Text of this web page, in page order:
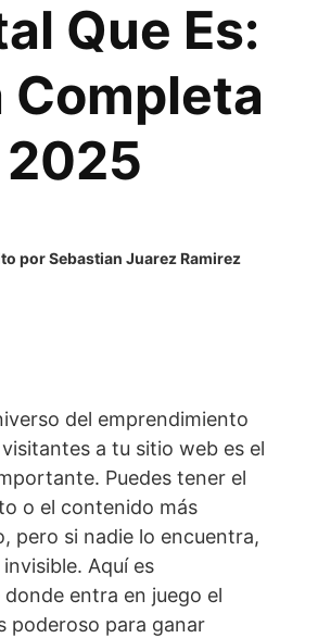
Que Es:
Completa
2025
por Sebastian Juarez Ramirez
del emprendimiento
a tu sitio web es el
Puedes tener el
o el contenido más
pero si nadie lo encuentra,
Aquí es
entra en juego el
poderoso para ganar